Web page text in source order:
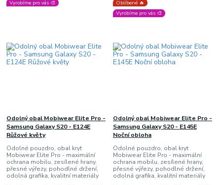
Vyrobíme pro vás 🎨
Odolný obal Mobiwear Elite Pro -
Samsung Galaxy S20 - E124E
Růžové květy
Odolné pouzdro, obal kryt
Mobiwear Elite Pro - maximální
ochrana mobilu, zesílené hrany,
přesné výřezy, pohodlné držení,
odolná grafika, kvalitní materiály
Oblíbené 🔥
Vyrobíme pro vás 🎨
Odolný obal Mobiwear Elite Pro -
Samsung Galaxy S20 - E145E
Noční obloha
Odolné pouzdro, obal kryt
Mobiwear Elite Pro - maximální
ochrana mobilu, zesílené hrany,
přesné výřezy, pohodlné držení,
odolná grafika, kvalitní materiály